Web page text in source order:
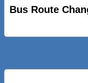
IL TUO BUS ED IL TUO
Bus Route